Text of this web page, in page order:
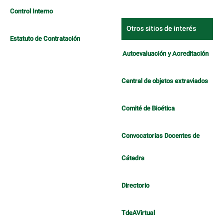
Control Interno
Estatuto de Contratación
Otros sitios de interés
Autoevaluación y Acreditación
Central de objetos extraviados
Comité de Bioética
Convocatorias Docentes de
Cátedra
Directorio
TdeAVirtual